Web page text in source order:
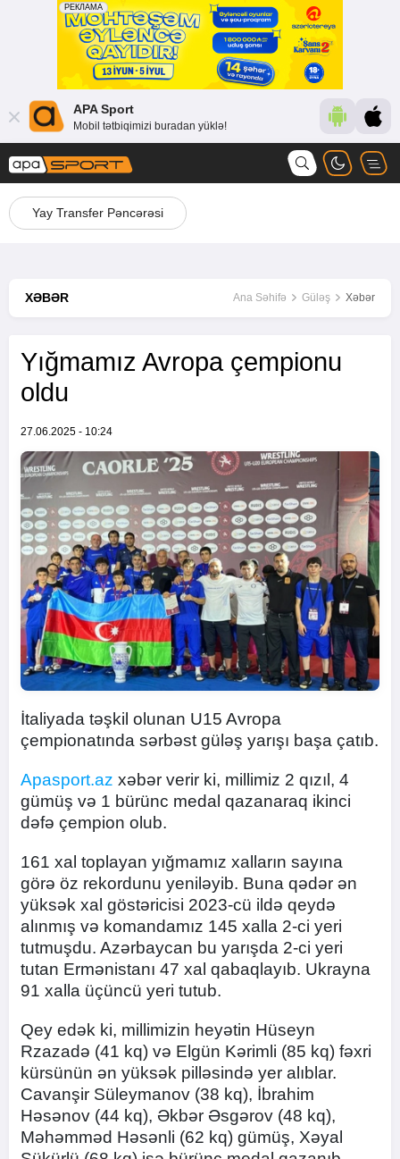
APA Sport
Mobil tətbiqimizi buradan yüklə!
Yay Transfer Pəncərəsi
XƏBƏR Ana Səhifə Güləş Xəbər
Yığmamız Avropa çempionu
oldu
27.06.2025 - 10:24
İtaliyada təşkil olunan U15 Avropa
çempionatında sərbəst güləş yarışı başa çatıb.
Apasport.az xəbər verir ki, millimiz 2 qızıl, 4
gümüş və 1 bürünc medal qazanaraq ikinci
dəfə çempion olub.
161 xal toplayan yığmamız xalların sayına
görə öz rekordunu yeniləyib. Buna qədər ən
yüksək xal göstəricisi 2023-cü ildə qeydə
alınmış və komandamız 145 xalla 2-ci yeri
tutmuşdu. Azərbaycan bu yarışda 2-ci yeri
tutan Ermənistanı 47 xal qabaqlayıb. Ukrayna
91 xalla üçüncü yeri tutub.
Qey edək ki, millimizin heyətin Hüseyn
Rzazadə (41 kq) və Elgün Kərimli (85 kq) fəxri
kürsünün ən yüksək pilləsində yer alıblar.
Cavanşir Süleymanov (38 kq), İbrahim
Həsənov (44 kq), Əkbər Əsgərov (48 kq),
Məhəmməd Həsənli (62 kq) gümüş, Xəyal